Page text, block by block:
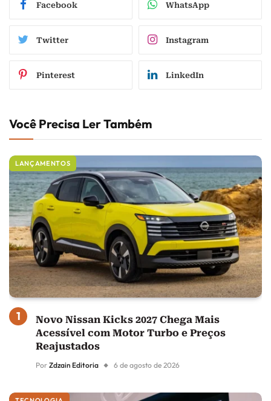
Facebook WhatsApp
Twitter Instagram
Pinterest LinkedIn
Você Precisa Ler Também
LANÇAMENTOS
Novo Nissan Kicks 2027 Chega Mais
Acessível com Motor Turbo e Preços
Reajustados
Por Zdzain Editoria 6 de agosto de 2026